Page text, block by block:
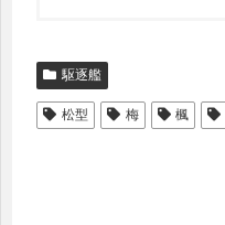
駆逐艦
松型 梅 楓